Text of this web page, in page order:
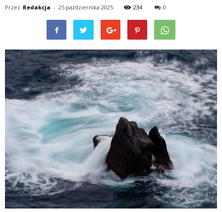
Przez Redakcja - 25 października 2025 234 0